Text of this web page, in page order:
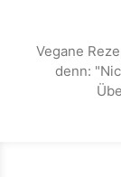
Vegane
denn: